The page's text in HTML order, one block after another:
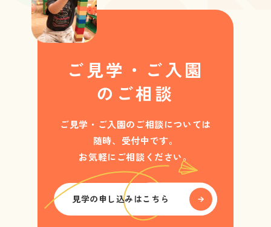
ご見学・ご入園
のご相談
ご見学・ご入園のご相談については
随時、受付中です。
お気軽にご相談ください。
見学の申し込みはこちら